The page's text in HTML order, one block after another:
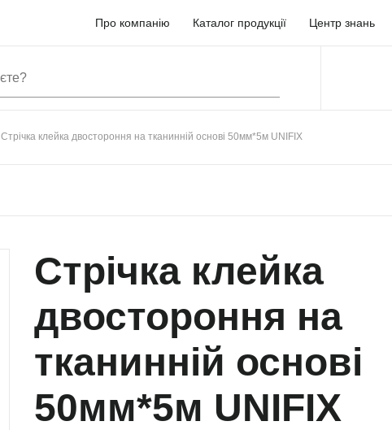
Про компанію Каталог продукції Центр знань
Стрічка клейка двостороння на тканинній основі 50мм*5м UNIFIX
Стрічка клейка
двостороння на
тканинній основі
50мм*5м UNIFIX